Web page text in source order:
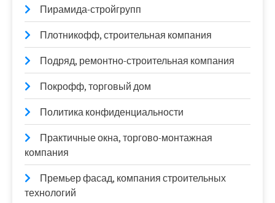
Пирамида-стройгрупп
Плотникофф, строительная компания
Подряд, ремонтно-строительная компания
Покрофф, торговый дом
Политика конфиденциальности
Практичные окна, торгово-монтажная
компания
Премьер фасад, компания строительных
технологий